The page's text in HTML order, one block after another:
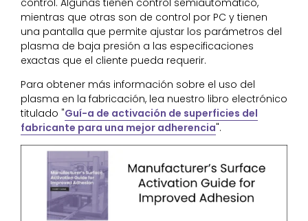
mientras que otras son de control por PC y tienen
una pantalla que permite ajustar los parámetros del
plasma de baja presión a las especificaciones
exactas que el cliente pueda requerir.
Para obtener más información sobre el uso del
plasma en la fabricación, lea nuestro libro electrónico
titulado "Guí-a de activación de superficies del
fabricante para una mejor adherencia".